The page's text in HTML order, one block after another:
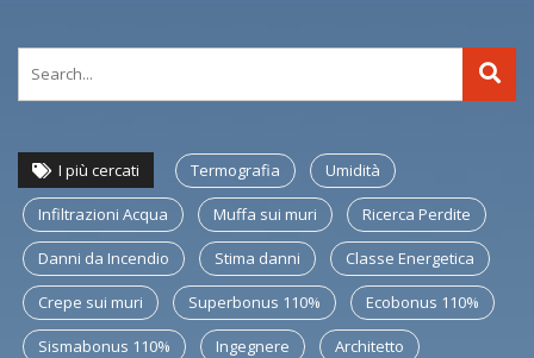
I più cercati Termografia Umidità
Infiltrazioni Acqua Muffa sui muri Ricerca Perdite
Danni da Incendio Stima danni Classe Energetica
Crepe sui muri Superbonus 110% Ecobonus 110%
Sismabonus 110% Ingegnere Architetto